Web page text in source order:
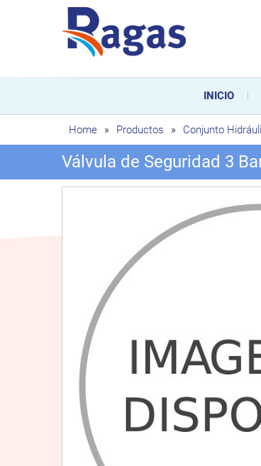
Ragas
Ragas S.L es
durante toda
INICIO
Home » Productos » Conjunto
Válvula de Seguridad 3